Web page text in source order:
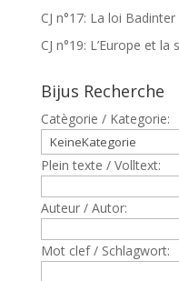
CJ n°17: La loi
CJ n°19: L’Europe et
Bijus Recherche
Catègorie / Kategorie:
Plein texte / Volltext:
Auteur / Autor:
Mot clef / Schlagwort: